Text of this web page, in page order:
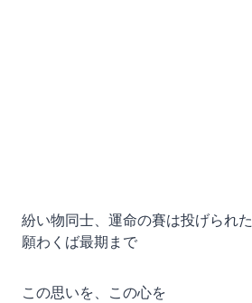
紛い物同士、運命の賽は投げられた
願わくば最期まで
この思いを、この心を